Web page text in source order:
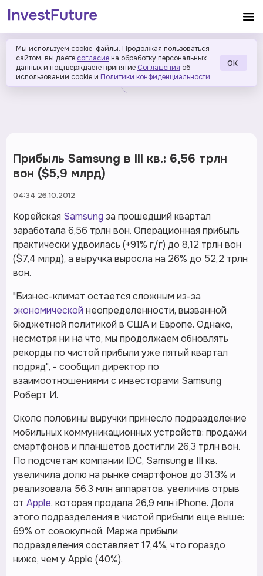
Мы используем cookie-файлы. Продолжая пользоваться
сайтом, вы даёте согласие на обработку персональных
данных и подтверждаете принятие Соглашения об
использовании cookie и Политики конфиденциальности.
ОК
Прибыль Samsung в III кв.: 6,56 трлн
вон ($5,9 млрд)
04:34 26.10.2012
Корейская Samsung за прошедший квартал
заработала 6,56 трлн вон. Операционная прибыль
практически удвоилась (+91% г/г) до 8,12 трлн вон
($7,4 млрд), а выручка выросла на 26% до 52,2 трлн
вон.
"Бизнес-климат остается сложным из-за
экономической неопределенности, вызванной
бюджетной политикой в США и Европе. Однако,
несмотря ни на что, мы продолжаем обновлять
рекорды по чистой прибыли уже пятый квартал
подряд", - сообщил директор по
взаимоотношениями с инвесторами Samsung
Роберт И.
Около половины выручки принесло подразделение
мобильных коммуникационных устройств: продажи
смартфонов и планшетов достигли 26,3 трлн вон.
По подсчетам компании IDC, Samsung в III кв.
увеличила долю на рынке смартфонов до 31,3% и
реализовала 56,3 млн аппаратов, увеличив отрыв
от Apple, которая продала 26,9 млн iPhone. Доля
этого подразделения в чистой прибыли еще выше:
69% от совокупной. Маржа прибыли
подразделения составляет 17,4%, что гораздо
ниже, чем у Apple (40%).